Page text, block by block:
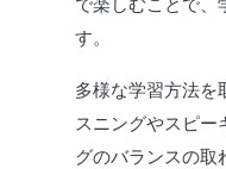
で楽しむことで、
す。
多様な学習方法を
スニングやスピー
グのバランスの取